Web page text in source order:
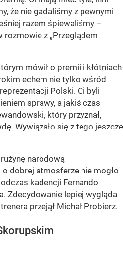
że nie gadaliśmy z pewnymi
razem śpiewaliśmy –
rozmowie z „Przeglądem
mówił o premii i kłótniach
echem nie tylko wśród
Polski. Ci byli
sprawy, a jakiś czas
który przyznał,
Wywiązało się z tego jeszcze
narodową
dobrej atmosferze nie mogło
kadencji Fernando
Zdecydowanie lepiej wygląda
przejął Michał Probierz.